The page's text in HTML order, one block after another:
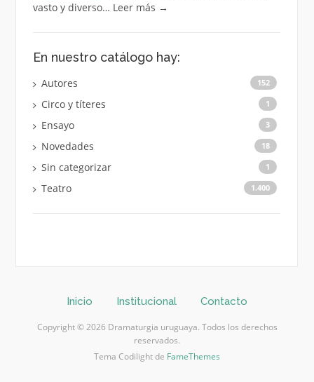
vasto y diverso… Leer más →
En nuestro catálogo hay:
Autores 152
Circo y títeres 1
Ensayo 3
Novedades 18
Sin categorizar 1
Teatro 1.400
Inicio Institucional Contacto
Copyright © 2026 Dramaturgia uruguaya. Todos los derechos
reservados.
Tema Codilight de FameThemes